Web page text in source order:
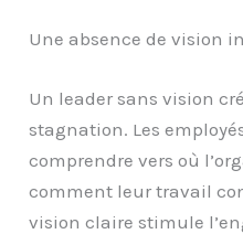
Une absence de vision
Un leader sans vision
stagnation. Les
comprendre vers où
comment leur travail
vision claire stimule